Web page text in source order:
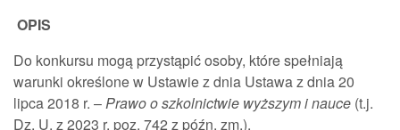
OPIS
Do konkursu mogą przystąpić osoby, które spełniają
warunki określone w Ustawie z dnia Ustawa z dnia 20
lipca 2018 r. –Prawo o szkolnictwie wyższym i nauce (t.j.
Dz. U. z 2023 r. poz. 742 z późn. zm.).